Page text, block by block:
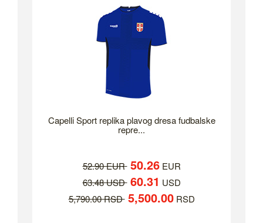
Capelli Sport replika plavog dresa fudbalske
repre...
52.90 EUR 50.26EUR
63.48 USD 60.31 USD
5,790.00 RSD 5,500.00RSD